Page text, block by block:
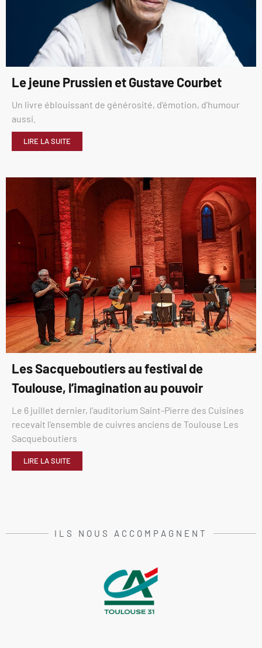
Le jeune Prussien et Gustave Courbet
Un livre éblouissant de générosité, d’émotion, d’humour
aussi.
LIRE LA SUITE
Les Sacqueboutiers au festival de
Toulouse, l’imagination au pouvoir
Le 6 juillet dernier, l’auditorium Saint-Pierre des Cuisines
recevait l’ensemble de cuivres anciens de Toulouse Les
Sacqueboutiers
LIRE LA SUITE
ILS NOUS ACCOMPAGNENT